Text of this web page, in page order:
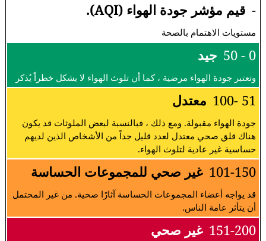
- قيم مؤشر جودة الهواء (AQI).
مستويات الاهتمام بالصحة
0 - 50 جيد
وتعتبر جودة الهواء مرضية ، كما أن تلوث الهواء لا يشكل خطراً يُذكر
51 -100 معتدل
جودة الهواء مقبولة. ومع ذلك ، فبالنسبة لبعض الملوثات قد يكون
هناك قلق صحي معتدل لعدد قليل جداً من الأشخاص الذين لديهم
حساسية غير عادية لتلوث الهواء.
101-150 غير صحي للمجموعات الحساسة
قد يواجه أعضاء المجموعات الحساسة آثارًا صحية. من غير المحتمل
أن يتأثر عامة الناس.
151-200 غير صحي